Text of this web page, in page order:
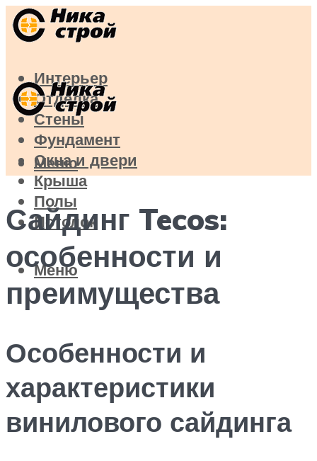
Интерьер
Отделка
Стены
Фундамент
Окна и двери
Крыша
Полы
Потолок
Меню
Меню
Сайдинг Tecos:
особенности и
преимущества
Особенности и
характеристики
винилового сайдинга